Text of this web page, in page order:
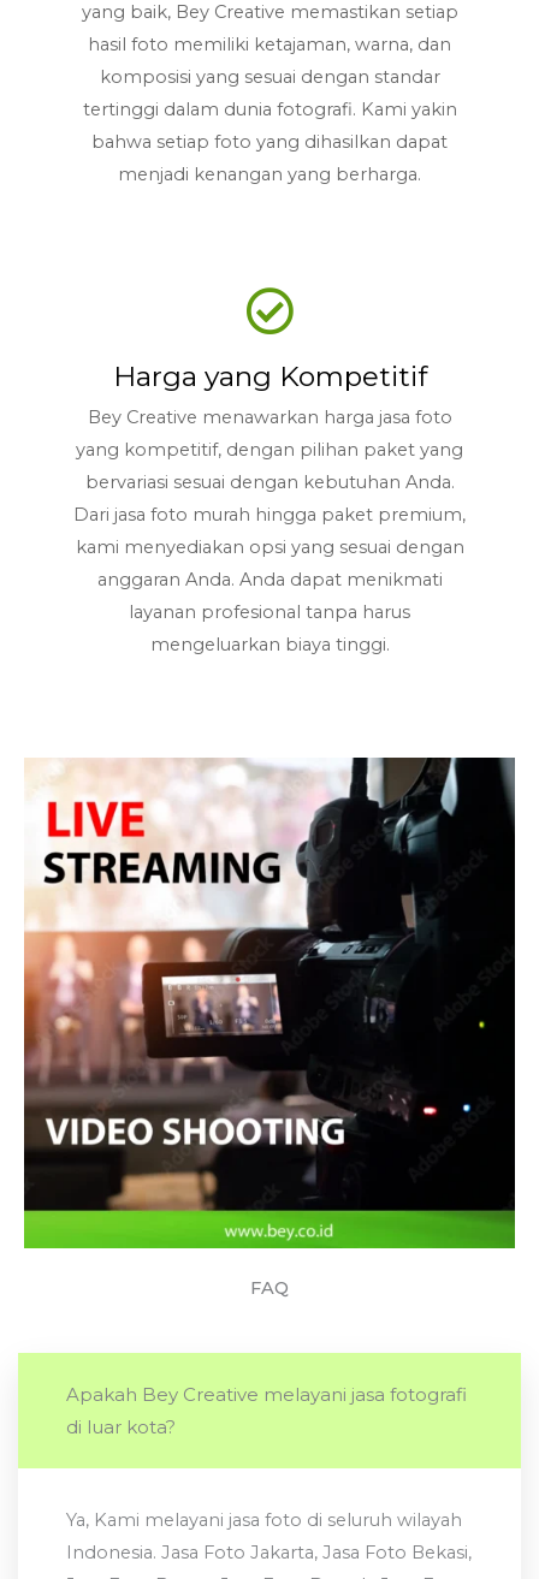
yang baik, Bey Creative memastikan setiap
hasil foto memiliki ketajaman, warna, dan
komposisi yang sesuai dengan standar
tertinggi dalam dunia fotografi. Kami yakin
bahwa setiap foto yang dihasilkan dapat
menjadi kenangan yang berharga.
Harga yang Kompetitif
Bey Creative menawarkan harga jasa foto
yang kompetitif, dengan pilihan paket yang
bervariasi sesuai dengan kebutuhan Anda.
Dari jasa foto murah hingga paket premium,
kami menyediakan opsi yang sesuai dengan
anggaran Anda. Anda dapat menikmati
layanan profesional tanpa harus
mengeluarkan biaya tinggi.
FAQ
Apakah Bey Creative melayani jasa fotografi
di luar kota?
Ya, Kami melayani jasa foto di seluruh wilayah
Indonesia. Jasa Foto Jakarta, Jasa Foto Bekasi,